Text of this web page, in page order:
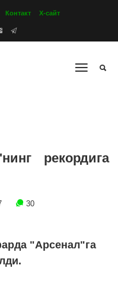
Контакт Х-сайт
рекордига
30
"Арсенал"га